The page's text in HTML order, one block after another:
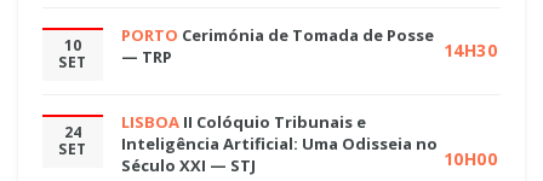
10
SET
PORTO Cerimónia de Tomada de Posse
— TRP
14H30
24
SET
LISBOA II Colóquio Tribunais e
Inteligência Artificial: Uma Odisseia no
Século XXI — STJ
10H00